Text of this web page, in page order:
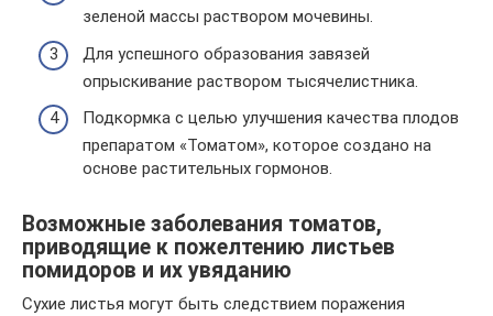
зеленой массы раствором мочевины.
Для успешного образования завязей
опрыскивание раствором тысячелистника.
Подкормка с целью улучшения качества плодов
препаратом «Томатом», которое создано на
основе растительных гормонов.
Возможные заболевания томатов,
приводящие к пожелтению листьев
помидоров и их увяданию
Сухие листья могут быть следствием поражения